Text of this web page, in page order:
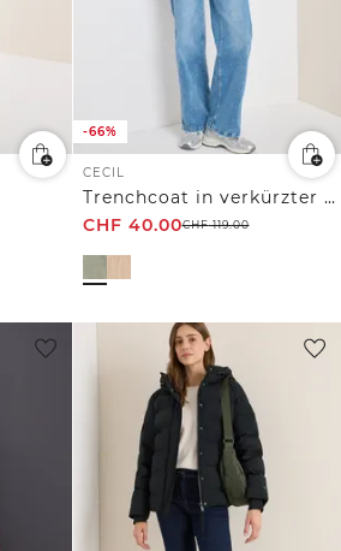
-66%
CECIL
Trenchcoat in verkürzter Passform
CHF 40.00CHF119.00